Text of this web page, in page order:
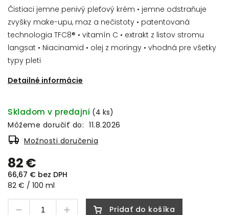
Čistiaci jemne penivý pleťový krém • jemne odstraňuje
zvyšky make-upu, maz a nečistoty • patentovaná
technologia TFC8® • vitamín C • extrakt z listov stromu
langsat • Niacinamid • olej z moringy • vhodná pre všetky
typy pleti
Detailné informácie
82 €
66,67 € bez DPH
82 € / 100 ml
Skladom v predajni (4 ks)
Môžeme doručiť do: 11.8.2026
Možnosti doručenia
Pridať do košíka